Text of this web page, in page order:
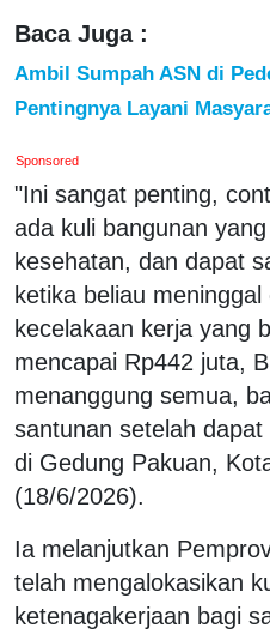
Baca Juga :
Ambil Sumpah ASN di
Pentingnya Layani
Sponsored
"Ini sangat penting,
ada kuli bangunan
kesehatan, dan dapat
ketika beliau
kecelakaan kerja yang
mencapai Rp442 juta,
menanggung semua,
santunan setelah
di Gedung Pakuan,
(18/6/2026).
Ia melanjutkan
telah mengalokasikan
ketenagakerjaan bagi